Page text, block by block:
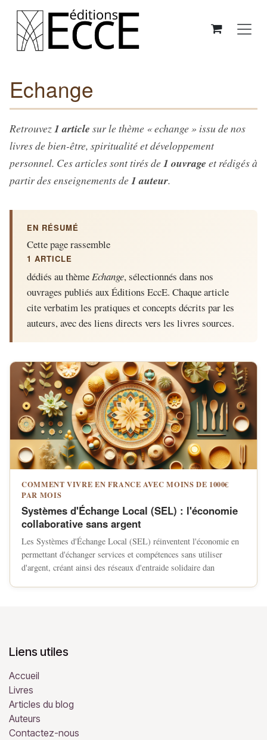
Se rendre au contenu
Echange
Retrouvez1 article sur le thème « echange » issu de nos
livres de bien-être, spiritualité et développement
personnel. Ces articles sont tirés de1 ouvrage et rédigés à
partir des enseignements de1 auteur.
EN RÉSUMÉ
Cette page rassemble
1 ARTICLE
dédiés au thèmeEchange, sélectionnés dans nos
ouvrages publiés aux Éditions EccE. Chaque article
cite verbatim les pratiques et concepts décrits par les
auteurs, avec des liens directs vers les livres sources.
COMMENT VIVRE EN FRANCE AVEC MOINS DE 1000€
PAR MOIS
Systèmes d'Échange Local (SEL) : l'économie
collaborative sans argent
Les Systèmes d'Échange Local (SEL) réinventent l'économie en
permettant d'échanger services et compétences sans utiliser
d'argent, créant ainsi des réseaux d'entraide solidaire dan
Liens utiles
Accueil
Livres
Articles du blog
Auteurs
Contactez-nous